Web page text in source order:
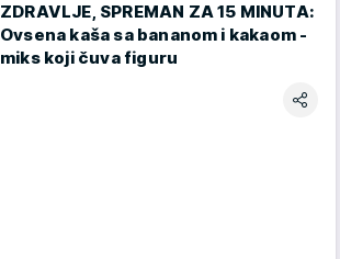
ZDRAVLJE, SPREMAN ZA 15 MINUTA:
Ovsena kaša sa bananom i kakaom -
miks koji čuva figuru